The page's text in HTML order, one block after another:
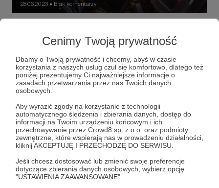
Cenimy Twoją prywatność
Dbamy o Twoją prywatność i chcemy, abyś w czasie
korzystania z naszych usług czuł się komfortowo, dlatego też
poniżej prezentujemy Ci najważniejsze informacje o
zasadach przetwarzania przez nas Twoich danych
osobowych.
Aby wyrazić zgody na korzystanie z technologii
automatycznego śledzenia i zbierania danych, dostęp do
informacji na Twoim urządzeniu końcowym i ich
przechowywanie przez Crowd8 sp. z o.o. oraz podmioty
zewnętrzne, które wspierają nas w prowadzeniu działalności,
kliknij AKCEPTUJĘ I PRZECHODZĘ DO SERWISU.
Jeśli chcesz dostosować lub zmienić swoje preferencje
dotyczące zbierania danych osobowych, wybierz opcję
"USTAWIENIA ZAAWANSOWANE".
28.06.2023 ● Brak komentarzy
Mimo wszystko nie przesądzałbym o celowości
rosyjskiego ataku w Kramatorsku, o premedytacji, z jaką
Kramatorsk ataki rakietowe
rosja to państwo terrorystyczne +2